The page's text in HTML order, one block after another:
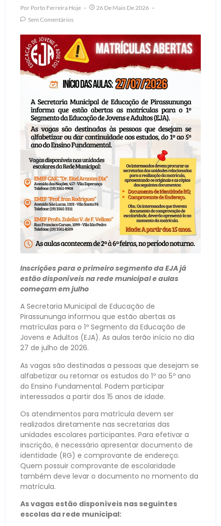
Por Porto Ferreira Hoje
26 De Maio De 2026
Sem Comentários
Inscrições para o primeiro segmento da EJA já
estão disponíveis na rede municipal e aulas
começam em julho
A Secretaria Municipal de Educação de
Pirassununga informou que estão abertas as
matrículas para o 1º Segmento da Educação de
Jovens e Adultos (EJA). As aulas terão início no dia
27 de julho de 2026.
As vagas são destinadas a pessoas que desejam se
alfabetizar ou retomar os estudos do 1º ao 5º ano
do Ensino Fundamental. Podem participar
interessados a partir dos 15 anos de idade.
Os atendimentos para matrícula devem ser
realizados diretamente nas secretarias das
unidades escolares participantes. Para efetivar a
inscrição, é necessário apresentar documento de
identidade (RG) e comprovante de endereço.
Quem possuir comprovante de escolaridade
também deve levar o documento no momento da
matrícula.
As vagas estão disponíveis nas seguintes
escolas da rede municipal: